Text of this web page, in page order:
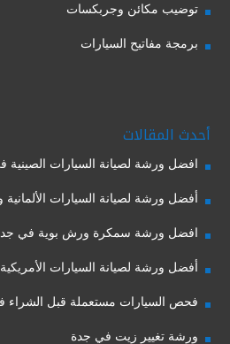
توضيب مكائن وجربكسات
برمجة مفاتيح السيارات
أحدث المقالات
افضل ورشة لصيانة السيارات الصينية
أفضل ورشة لصيانة السيارات الألمانية
افضل ورشة سمكرة ورش بوية في
أفضل ورشة لصيانة السيارات
فحص السيارات مستعملة قبل الشراء
ورشة تغيير زيت في جدة